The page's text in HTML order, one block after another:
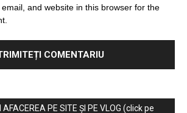
and website in this browser for the
PE SITE ȘI PE VLOG (click pe